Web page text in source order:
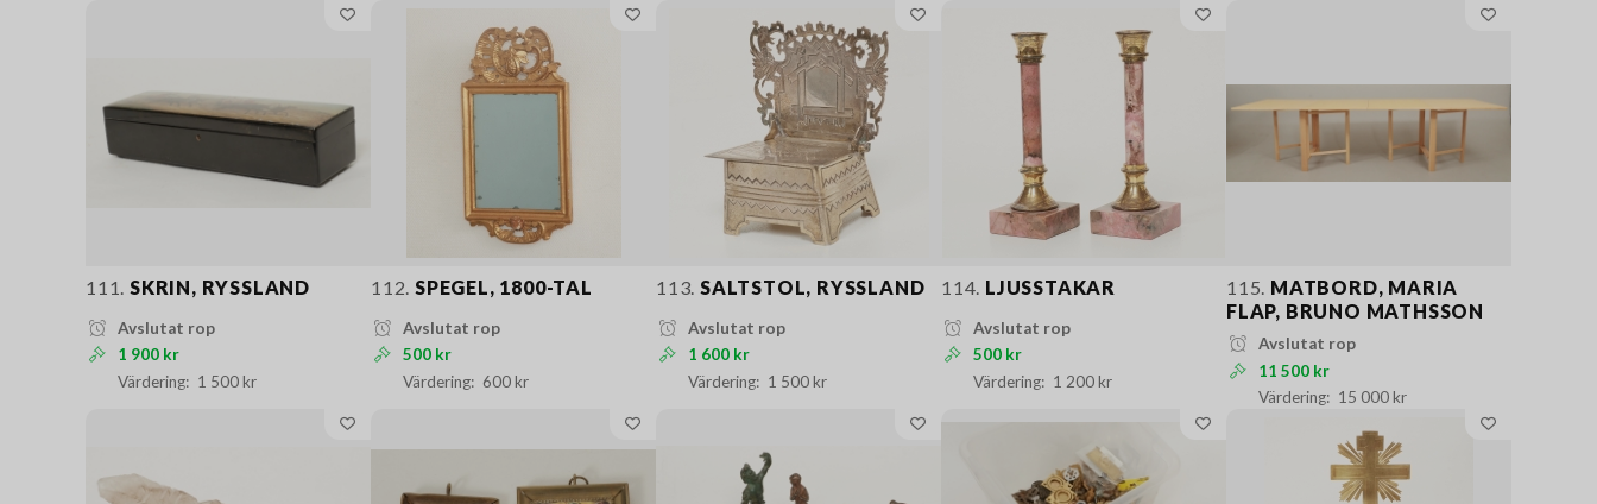
111. SKRIN, RYSSLAND
Avslutat rop
1 900 kr
1 500 kr
112. SPEGEL, 1800-TAL
Avslutat rop
500 kr
600 kr
113. SALTSTOL, RYSSLAND
Avslutat rop
1 600 kr
1 500 kr
114. LJUSSTAKAR
Avslutat rop
500 kr
1 200 kr
115. MATBORD, MARIA
FLAP, BRUNO MATHSSON
Avslutat rop
11 500 kr
15 000 kr